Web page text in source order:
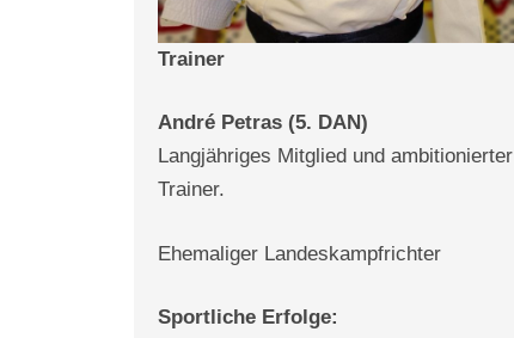
Trainer
André Petras (5. DAN)
Langjähriges Mitglied und ambitionierter
Trainer.
Ehemaliger Landeskampfrichter
Sportliche Erfolge: